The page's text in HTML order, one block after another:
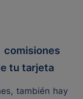
tu tarjeta
también hay